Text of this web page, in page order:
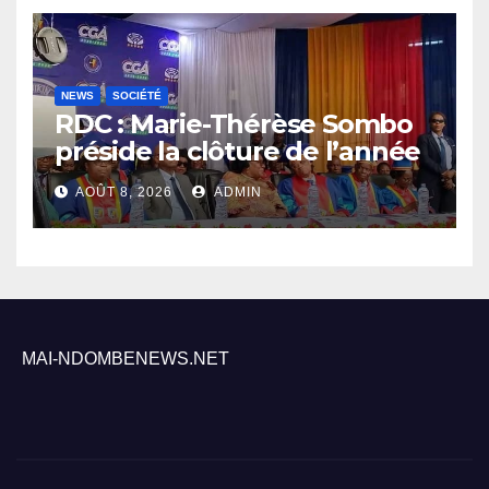
NEWS SOCIÉTÉ
RDC : Marie-Thérèse Sombo
préside la clôture de l’année
académique 2025-2026 à
l’UNIKIN
AOÛT 8, 2026 ADMIN
MAI-NDOMBENEWS.NET